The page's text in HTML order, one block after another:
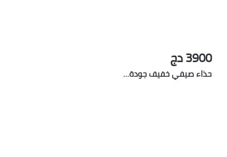
3900 دج
حذاء صيفي خفيف جودة…